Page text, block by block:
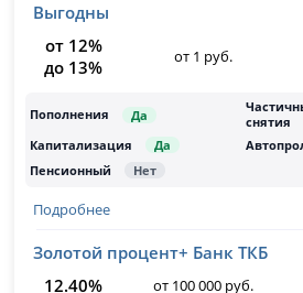
Выгодны
от 12%
до 13%
от 1 руб.
Подробнее
Золотой процент+ Банк ТКБ
12.40%
от 100 000 руб.